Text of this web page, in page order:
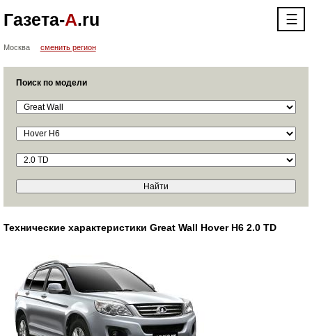
Газета-А.ru ☰
Москва сменить регион
Поиск по модели
Технические характеристики Great Wall Hover H6 2.0 TD